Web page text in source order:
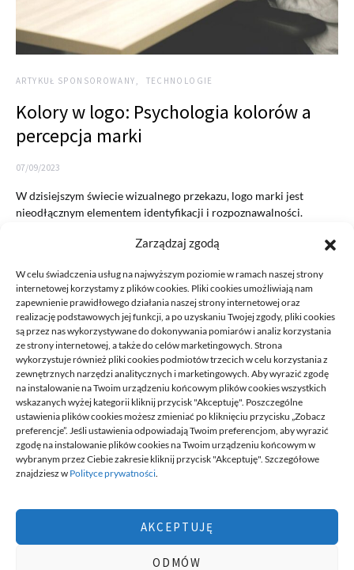
Zarządzaj zgodą
W celu świadczenia usług na najwyższym poziomie w ramach naszej strony
internetowej korzystamy z plików cookies. Pliki cookies umożliwiają nam
zapewnienie prawidłowego działania naszej strony internetowej oraz
realizację podstawowych jej funkcji, a po uzyskaniu Twojej zgody, pliki cookies
są przez nas wykorzystywane do dokonywania pomiarów i analiz korzystania
ze strony internetowej, a także do celów marketingowych. Strona
wykorzystuje również pliki cookies podmiotów trzecich w celu korzystania z
zewnętrznych narzędzi analitycznych i marketingowych. Aby wyrazić zgodę
na instalowanie na Twoim urządzeniu końcowym plików cookies wszystkich
wskazanych wyżej kategorii kliknij przycisk "Akceptuję". Poszczególne
ustawienia plików cookies możesz zmieniać po kliknięciu przycisku „Zobacz
preferencje”. Jeśli ustawienia odpowiadają Twoim preferencjom, aby wyrazić
zgodę na instalowanie plików cookies na Twoim urządzeniu końcowym w
wybranym przez Ciebie zakresie kliknij przycisk "Akceptuję". Szczegółowe
znajdziesz w Polityce prywatności.
AKCEPTUJĘ
ODMÓW
ARTYKUŁ SPONSOROWANY TECHNOLOGIE
Kolory w logo: Psychologia kolorów a
percepcja marki
07/09/2023
W dzisiejszym świecie wizualnego przekazu, logo marki jest
nieodłącznym elementem identyfikacji i rozpoznawalności.
READ MORE
DECA /
Deca
to miejsce stworzone dla ludzi takich jak ty, miejsce, gdzie
możesz znaleźć wiele ciekawych informacji, na różne tematy,
informacji podzielonych na tematyczne kategorie. Dołącz do naszej
innymi ten serwis.
Chcesz do nas dołączyć, pisać teksty i dzielić się swoją wiedzą?
wizytówki nap